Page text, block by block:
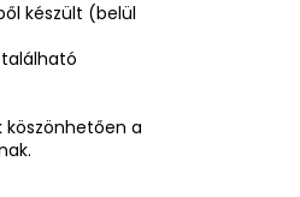
készült (belül
a